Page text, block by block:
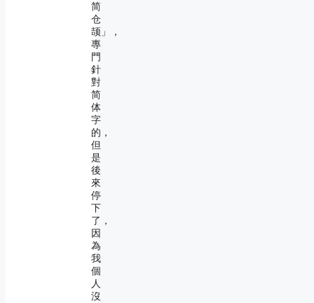
简
仓
颉」，
專
門
針
對
简
体
字
的，
但
是
後
來
停
下
了，
因
為
我
個
人
沒